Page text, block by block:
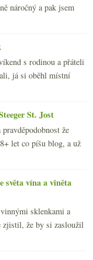
náročný a pak jsem
s rodinou a přáteli
já si oběhl místní
St. Jost
že
let co píšu blog, a už
světa vína a viněta
sklenkami a
zjistil, že by si zasloužil